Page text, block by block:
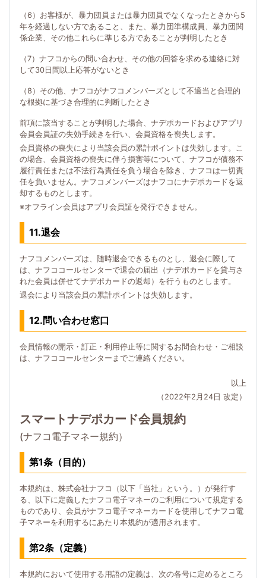
（6）お客様が、暴力団員または暴力団員でなくなったときから5
年を経過しない方であること、また、暴力団準構成員、暴力団関
係企業、その他これらに準じる方であることが判明したとき
（7）ナフコからの問い合わせ、その他の回答を求める連絡に対
して30日間以上応答がないとき
（8）その他、ナフコがナフコメンバーズとして不適当と合理的
な根拠に基づき合理的に判断したとき
前項に該当することが判明した場合、ナデポカードおよびアプリ
会員会員証の失効手続きを行い、会員資格を喪失します。
会員資格の喪失により当該会員の累計ポイントは失効します。こ
の場合、会員資格の喪失に伴う損害等について、ナフコが債務不
履行責任または不法行為責任を負う場合を除き、ナフコは一切責
任を負いません。ナフコメンバーズはナフコにナデポカードを返
却するものとします。
※オフライン会員はアプリ会員証を発行できません。
11.退会
ナフコメンバーズは、随時退会できるものとし、退会に際して
は、ナフココールセンターで退会の届出（ナデポカードを貸与さ
れた会員は併せてナデポカードの返却）を行うものとします。
退会により当該会員の累計ポイントは失効します。
12.問い合わせ窓口
会員情報の開示・訂正・利用停止等に関するお問合わせ・ご相談
は、ナフココールセンターまでご連絡ください。
以上
（2022年2月24日 改定）
スマートナデポカード会員規約
(ナフコ電子マネー規約）
第1条（目的）
本規約は、株式会社ナフコ（以下「当社」という。）が発行す
る、以下に定義したナフコ電子マネーのご利用について規定する
ものであり、会員がナフコ電子マネーカードを使用してナフコ電
子マネーを利用するにあたり本規約が適用されます。
第2条（定義）
本規約において使用する用語の定義は、次の各号に定めるところ